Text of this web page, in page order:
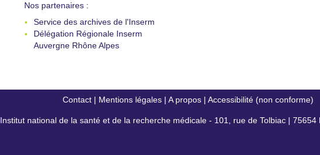
Nos partenaires :
Service des archives de l'Inserm
Délégation Régionale Inserm
Auvergne Rhône Alpes
Contact| Mentions légales| A propos| Accessibilité (non conforme)
Institut national de la santé et de la recherche médicale - 101, rue de Tolbiac | 75654